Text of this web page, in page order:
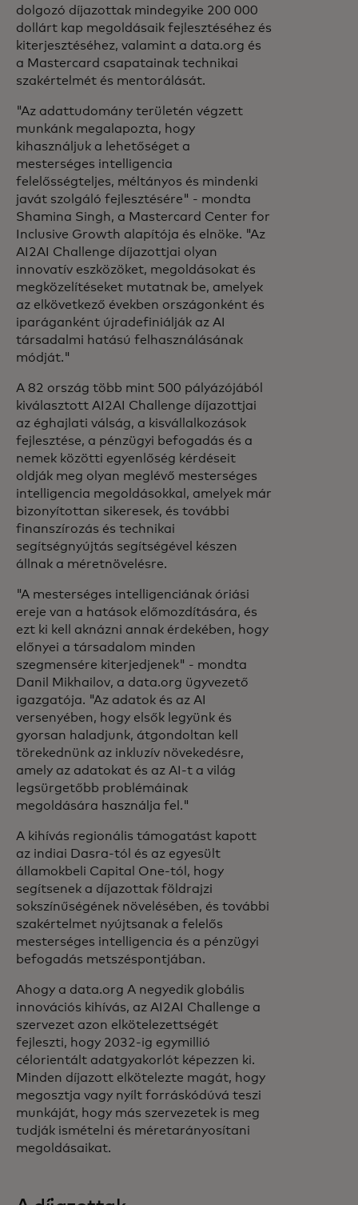
dolgozó díjazottak mindegyike 200 000
dollárt kap megoldásaik fejlesztéséhez és
kiterjesztéséhez, valamint a data.org és
a Mastercard csapatainak technikai
szakértelmét és mentorálását.
"Az adattudomány területén végzett
munkánk megalapozta, hogy
kihasználjuk a lehetőséget a
mesterséges intelligencia
felelősségteljes, méltányos és mindenki
javát szolgáló fejlesztésére" - mondta
Shamina Singh, a Mastercard Center for
Inclusive Growth alapítója és elnöke. "Az
AI2AI Challenge díjazottjai olyan
innovatív eszközöket, megoldásokat és
megközelítéseket mutatnak be, amelyek
az elkövetkező években országonként és
iparáganként újradefiniálják az AI
társadalmi hatású felhasználásának
módját."
A 82 ország több mint 500 pályázójából
kiválasztott AI2AI Challenge díjazottjai
az éghajlati válság, a kisvállalkozások
fejlesztése, a pénzügyi befogadás és a
nemek közötti egyenlőség kérdéseit
oldják meg olyan meglévő mesterséges
intelligencia megoldásokkal, amelyek már
bizonyítottan sikeresek, és további
finanszírozás és technikai
segítségnyújtás segítségével készen
állnak a méretnövelésre.
"A mesterséges intelligenciának óriási
ereje van a hatások előmozdítására, és
ezt ki kell aknázni annak érdekében, hogy
előnyei a társadalom minden
szegmensére kiterjedjenek" - mondta
Danil Mikhailov, a data.org ügyvezető
igazgatója. "Az adatok és az AI
versenyében, hogy elsők legyünk és
gyorsan haladjunk, átgondoltan kell
törekednünk az inkluzív növekedésre,
amely az adatokat és az AI-t a világ
legsürgetőbb problémáinak
megoldására használja fel."
A kihívás regionális támogatást kapott
az indiai Dasra-tól és az egyesült
államokbeli Capital One-tól, hogy
segítsenek a díjazottak földrajzi
sokszínűségének növelésében, és további
szakértelmet nyújtsanak a felelős
mesterséges intelligencia és a pénzügyi
befogadás metszéspontjában.
Ahogy a data.org A negyedik globális
innovációs kihívás, az AI2AI Challenge a
szervezet azon elkötelezettségét
fejleszti, hogy 2032-ig egymillió
célorientált adatgyakorlót képezzen ki.
Minden díjazott elkötelezte magát, hogy
megosztja vagy nyílt forráskódúvá teszi
munkáját, hogy más szervezetek is meg
tudják ismételni és méretarányosítani
megoldásaikat.